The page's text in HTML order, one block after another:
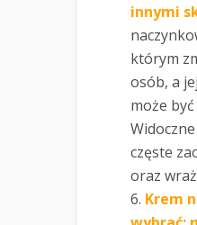
innymi
którym
osób, a
może być
częste
oraz
Krem